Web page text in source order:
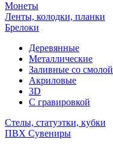
Монеты
Ленты, колодки, планки
Брелоки
Деревянные
Металлические
Заливные со смолой
Акриловые
3D
C гравировкой
Стелы, статуэтки, кубки
ПВХ Сувениры